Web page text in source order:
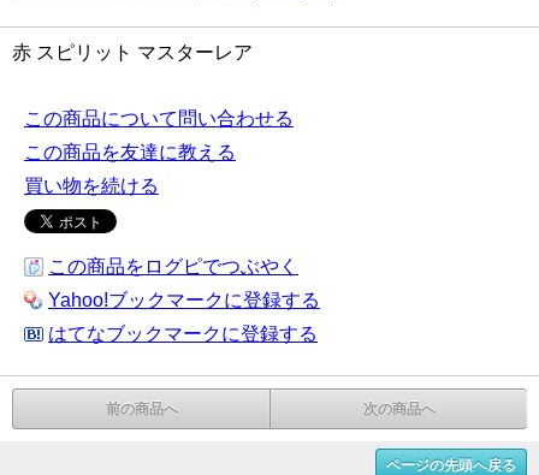
赤 スピリット マスターレア
この商品について問い合わせる
この商品を友達に教える
買い物を続ける
この商品をログピでつぶやく
Yahoo!ブックマークに登録する
はてなブックマークに登録する
前の商品へ 次の商品へ
ページの先頭へ戻る